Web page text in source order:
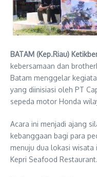
BATAM (Kep.Riau)
kebersamaan dan
Batam menggelar
yang diinisiasi oleh PT
sepeda motor Honda
Acara ini menjadi ajang
kebanggaan bagi para
menuju dua lokasi wisata
Kepri Seafood Restaurant.